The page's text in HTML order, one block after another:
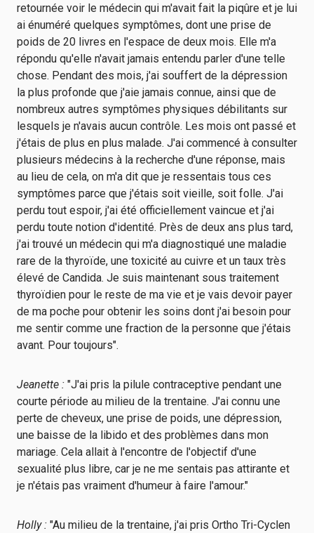
retournée voir le médecin qui m'avait fait la piqûre et je lui
ai énuméré quelques symptômes, dont une prise de
poids de 20 livres en l'espace de deux mois. Elle m'a
répondu qu'elle n'avait jamais entendu parler d'une telle
chose. Pendant des mois, j'ai souffert de la dépression
la plus profonde que j'aie jamais connue, ainsi que de
nombreux autres symptômes physiques débilitants sur
lesquels je n'avais aucun contrôle. Les mois ont passé et
j'étais de plus en plus malade. J'ai commencé à consulter
plusieurs médecins à la recherche d'une réponse, mais
au lieu de cela, on m'a dit que je ressentais tous ces
symptômes parce que j'étais soit vieille, soit folle. J'ai
perdu tout espoir, j'ai été officiellement vaincue et j'ai
perdu toute notion d'identité. Près de deux ans plus tard,
j'ai trouvé un médecin qui m'a diagnostiqué une maladie
rare de la thyroïde, une toxicité au cuivre et un taux très
élevé de Candida. Je suis maintenant sous traitement
thyroïdien pour le reste de ma vie et je vais devoir payer
de ma poche pour obtenir les soins dont j'ai besoin pour
me sentir comme une fraction de la personne que j'étais
avant. Pour toujours".
Jeanette : "J'ai pris la pilule contraceptive pendant une
courte période au milieu de la trentaine. J'ai connu une
perte de cheveux, une prise de poids, une dépression,
une baisse de la libido et des problèmes dans mon
mariage. Cela allait à l'encontre de l'objectif d'une
sexualité plus libre, car je ne me sentais pas attirante et
je n'étais pas vraiment d'humeur à faire l'amour."
Holly : "Au milieu de la trentaine, j'ai pris Ortho Tri-Cyclen